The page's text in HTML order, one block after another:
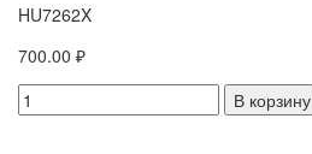
HU7262X
700.00 ₽
В корзину